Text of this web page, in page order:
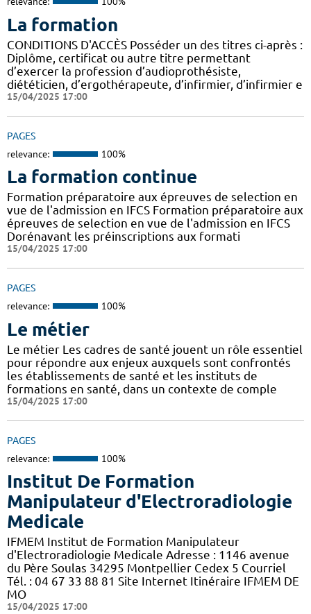
La formation
CONDITIONS D'ACCÈS Posséder un des titres ci-après :
Diplôme, certificat ou autre titre permettant
d’exercer la profession d’audioprothésiste,
diététicien, d’ergothérapeute, d’infirmier, d’infirmier e
15/04/2025 17:00
PAGES
relevance: 100%
La formation continue
Formation préparatoire aux épreuves de selection en
vue de l'admission en IFCS Formation préparatoire aux
épreuves de selection en vue de l'admission en IFCS
Dorénavant les préinscriptions aux formati
15/04/2025 17:00
PAGES
relevance: 100%
Le métier
Le métier Les cadres de santé jouent un rôle essentiel
pour répondre aux enjeux auxquels sont confrontés
les établissements de santé et les instituts de
formations en santé, dans un contexte de comple
15/04/2025 17:00
PAGES
relevance: 100%
Institut De Formation
Manipulateur d'Electroradiologie
Medicale
IFMEM Institut de Formation Manipulateur
d'Electroradiologie Medicale Adresse : 1146 avenue
du Père Soulas 34295 Montpellier Cedex 5 Courriel
Tél. : 04 67 33 88 81 Site Internet Itinéraire IFMEM DE
MO
15/04/2025 17:00